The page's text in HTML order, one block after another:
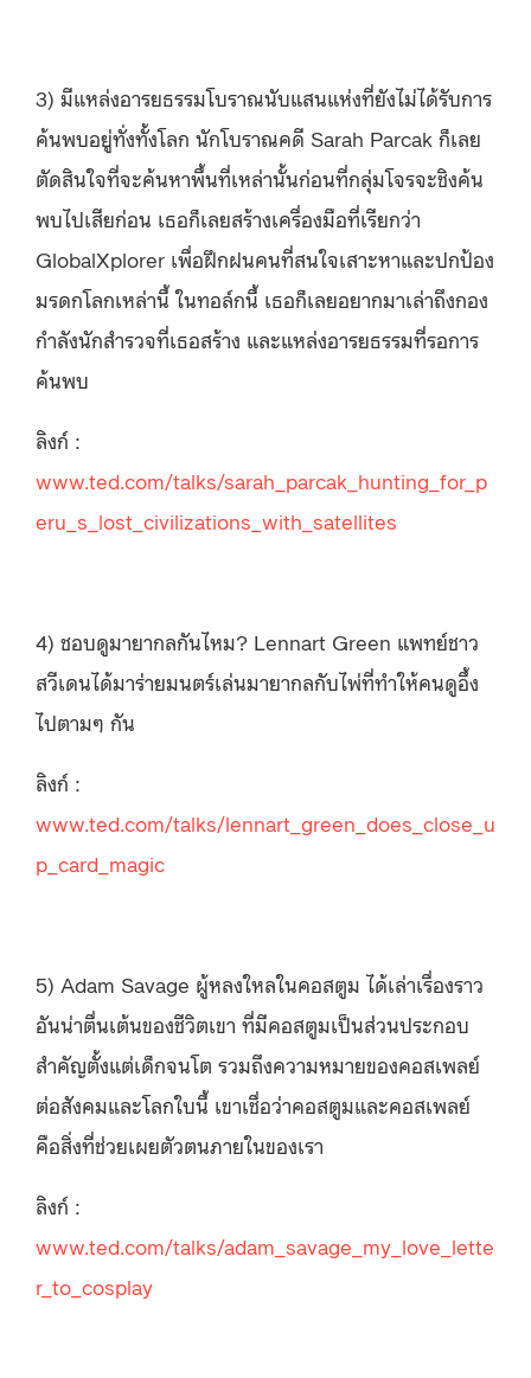
3) มีแหล่งอารยธรรมโบราณนับแสนแห่งที่ยังไม่ได้รับการ
ค้นพบอยู่ทั่งทั้งโลก นักโบราณคดี Sarah Parcak ก็เลย
ตัดสินใจที่จะค้นหาพื้นที่เหล่านั้นก่อนที่กลุ่มโจรจะชิงค้น
พบไปเสียก่อน เธอก็เลยสร้างเครื่องมือที่เรียกว่า
GlobalXplorer เพื่อฝึกฝนคนที่สนใจเสาะหาและปกป้อง
มรดกโลกเหล่านี้ ในทอล์กนี้ เธอก็เลยอยากมาเล่าถึงกอง
กำลังนักสำรวจที่เธอสร้าง และแหล่งอารยธรรมที่รอการ
ค้นพบ
ลิงก์ :
www.ted.com/talks/sarah_parcak_hunting_for_p
eru_s_lost_civilizations_with_satellites
4) ชอบดูมายากลกันไหม? Lennart Green แพทย์ชาว
สวีเดนได้มาร่ายมนตร์เล่นมายากลกับไพ่ที่ทำให้คนดูอึ้ง
ไปตามๆ กัน
ลิงก์ :
www.ted.com/talks/lennart_green_does_close_u
p_card_magic
5) Adam Savage ผู้หลงใหลในคอสตูม ได้เล่าเรื่องราว
อันน่าตื่นเต้นของชีวิตเขา ที่มีคอสตูมเป็นส่วนประกอบ
สำคัญตั้งแต่เด็กจนโต รวมถึงความหมายของคอสเพลย์
ต่อสังคมและโลกใบนี้ เขาเชื่อว่าคอสตูมและคอสเพลย์
คือสิ่งที่ช่วยเผยตัวตนภายในของเรา
ลิงก์ :
www.ted.com/talks/adam_savage_my_love_lette
r_to_cosplay